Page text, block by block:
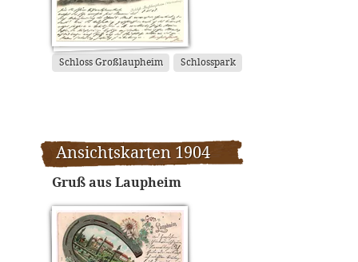
Schloss Großlaupheim Schlosspark
Ansichtskarten 1904
Gruß aus Laupheim